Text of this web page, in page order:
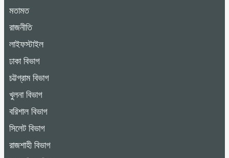
মতামত
রাজনীতি
লাইফস্টাইল
ঢাকা বিভাগ
চট্টগ্রাম বিভাগ
খুলনা বিভাগ
বরিশাল বিভাগ
সিলেট বিভাগ
রাজশাহী বিভাগ